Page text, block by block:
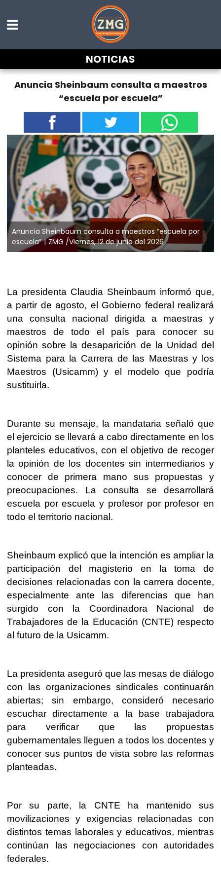
NOTICIAS
Anuncia Sheinbaum consulta a maestros
“escuela por escuela”
Anuncia Sheinbaum consulta a maestros “escuela por
escuela”
ZMG /Viernes, 12 de junio del 2026
La presidenta Claudia Sheinbaum informó que,
a partir de agosto, el Gobierno federal realizará
una consulta nacional dirigida a maestras y
maestros de todo el país para conocer su
opinión sobre la desaparición de la Unidad del
Sistema para la Carrera de las Maestras y los
Maestros (Usicamm) y el modelo que podría
sustituirla.
Durante su mensaje, la mandataria señaló que
el ejercicio se llevará a cabo directamente en los
planteles educativos, con el objetivo de recoger
la opinión de los docentes sin intermediarios y
conocer de primera mano sus propuestas y
preocupaciones. La consulta se desarrollará
escuela por escuela y profesor por profesor en
todo el territorio nacional.
Sheinbaum explicó que la intención es ampliar la
participación del magisterio en la toma de
decisiones relacionadas con la carrera docente,
especialmente ante las diferencias que han
surgido con la Coordinadora Nacional de
Trabajadores de la Educación (CNTE) respecto
al futuro de la Usicamm.
La presidenta aseguró que las mesas de diálogo
con las organizaciones sindicales continuarán
abiertas; sin embargo, consideró necesario
escuchar directamente a la base trabajadora
para verificar que las propuestas
gubernamentales lleguen a todos los docentes y
conocer sus puntos de vista sobre las reformas
planteadas.
Por su parte, la CNTE ha mantenido sus
movilizaciones y exigencias relacionadas con
distintos temas laborales y educativos, mientras
continúan las negociaciones con autoridades
federales.